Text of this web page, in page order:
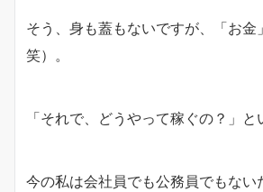
そう、身も蓋もないですが、「お金
笑）。
「それで、どうやって稼ぐの？」と
今の私は会社員でも公務員でもない